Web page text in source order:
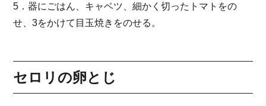
5．器にごはん、キャベツ、細かく切ったトマトをの
せ、3をかけて目玉焼きをのせる。
セロリの卵とじ